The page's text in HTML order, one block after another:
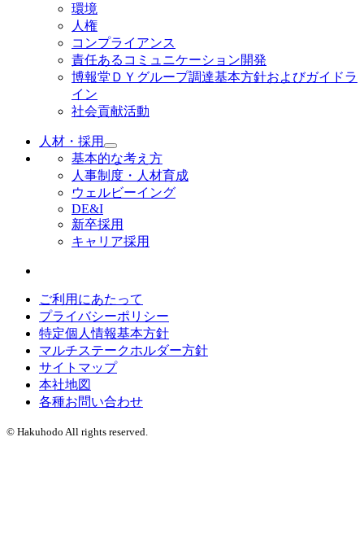
環境
人権
コンプライアンス
責任あるコミュニケーション開発
博報堂ＤＹグループ調達基本方針およびガイドラ
イン
社会貢献活動
人材・採用
基本的な考え方
人事制度・人材育成
ウェルビーイング
DE&I
新卒採用
キャリア採用
ご利用にあたって
プライバシーポリシー
特定個人情報基本方針
マルチステークホルダー方針
サイトマップ
本社地図
各種お問い合わせ
© Hakuhodo All rights reserved.